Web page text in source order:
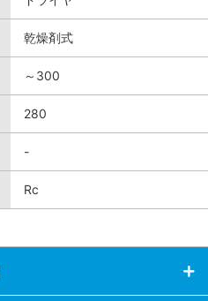
乾燥剤式
～300
280
-
Rc